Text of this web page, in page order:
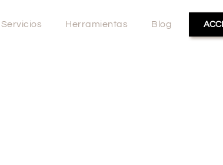
Servicios Herramientas Blog